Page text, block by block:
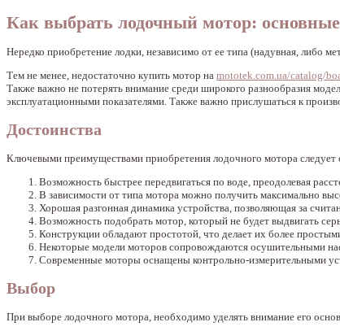
Как выбрать лодочный мотор:
Нередко приобретение лодки, независимо от ее типа (надувная, либо
Тем не менее, недостаточно купить мотор на mototek.com.ua/catalog/
Также важно не потерять внимание среди широкого разнообразия
эксплуатационными показателями. Также важно прислушаться к
Достоинства
Ключевыми преимуществами приобретения лодочного мотора следует
Возможность быстрее передвигаться по воде, преодолевая
В зависимости от типа мотора можно получить максимально
Хорошая разгонная динамика устройства, позволяющая за
Возможность подобрать мотор, который не будет выдвигать
Конструкции обладают простотой, что делает их более
Некоторые модели моторов сопровождаются осушительными
Современные моторы оснащены контрольно-измерительными
Выбор
При выборе лодочного мотора, необходимо уделять внимание его